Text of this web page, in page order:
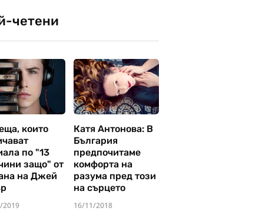
четени
които
по "13
защо" от
на Джей
2019
Катя Антонова: В
България
предпочитаме
комфорта на
разума пред този
на сърцето
16/11/2018